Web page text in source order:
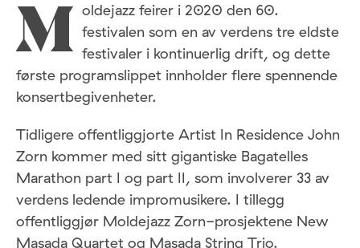
M oldejazz feirer i 2020 den 60.
festivalen som en av verdens tre eldste
festivaler i kontinuerlig drift, og dette
første programslippet innholder flere spennende
konsertbegivenheter.
Tidligere offentliggjorte Artist In Residence John
Zorn kommer med sitt gigantiske Bagatelles
Marathon part I og part II, som involverer 33 av
verdens ledende impromusikere. I tillegg
offentliggjør Moldejazz Zorn-prosjektene New
Masada Quartet og Masada String Trio.